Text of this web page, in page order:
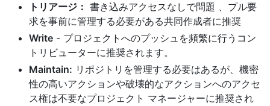
トリアージ： 書き込みアクセスなしで問題 、プル要
求を事前に管理する必要がある共同作成者に推奨
Write - プロジェクトへのプッシュを頻繁に行うコン
トリビューターに推奨されます。
Maintain: リポジトリを管理する必要はあるが、機密
性の高いアクションや破壊的なアクションへのアクセ
ス権は不要なプロジェクト マネージャーに推奨され